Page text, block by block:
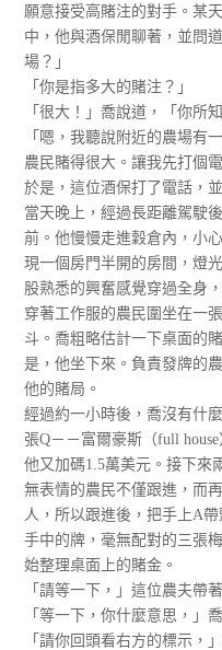
願意接受高賭注的對手。某
中，他與酒保閒聊著，並問
場？」
「你是指多大的賭注？」
「很大！」喬說道，「你所
「嗯，我聽說附近的農場有
農民賭得很大。讓我先打個
於是，這位酒保打了電話，
當天晚上，經過長距離駕駛
前。他慢慢走進穀倉內，小
現一個房門半開的房間，燈
股熟悉的興奮感覺穿過全身
穿著工作服的農民圍坐在一
斗。喬粗略估計一下桌面的
是，他坐下來。負責發牌的
他的賭局。
經過約一小時後，喬沒有什
張Q－－富爾豪斯（full
他又加碼1.5萬美元。接下來
無表情的農民不僅跟進，而
人，所以跟進後，把手上A
手中的牌，毫無配對的三張
始整理桌面上的賭金。
「請等一下，」這位農夫帶
「等一下，你什麼意思，」
「請你回頭看右方的標示，